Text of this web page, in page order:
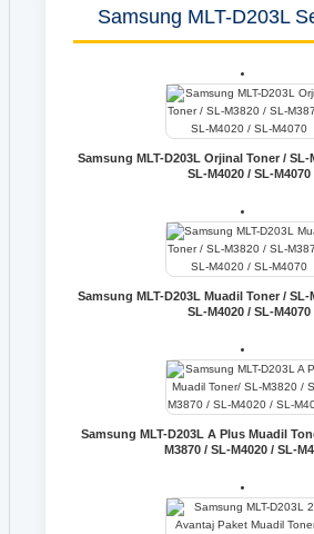
Samsung MLT-D203L
Samsung MLT-D203L Orjinal Toner / SL-
SL-M4020 / SL-M4070
Samsung MLT-D203L Muadil Toner / SL-
SL-M4020 / SL-M4070
Samsung MLT-D203L A Plus Muadil
M3870 / SL-M4020 / SL-